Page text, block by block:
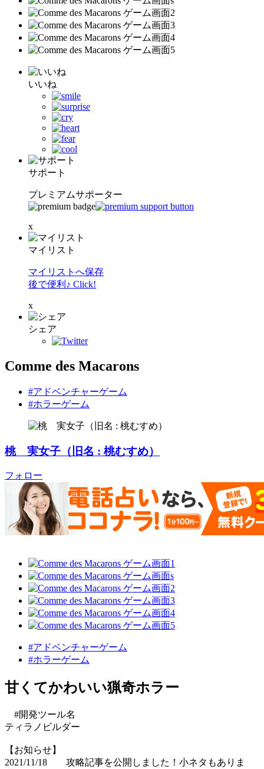
いいね
サポート
プレミアムサポーター
x
マイリスト
マイリストへ保存
後で便利♪ Click!
x
シェア
Comme des Macarons
#アドベンチャーゲーム
#ホラーゲーム
桃 実女子（旧名 : 桃むすめ）
フォロー
#アドベンチャーゲーム
#ホラーゲーム
甘くてかわいい猟奇ホラー
#開発ツール名
ティラノビルダー
【お知らせ】
2021/11/18 攻略記事を公開しました！小ネタもありま